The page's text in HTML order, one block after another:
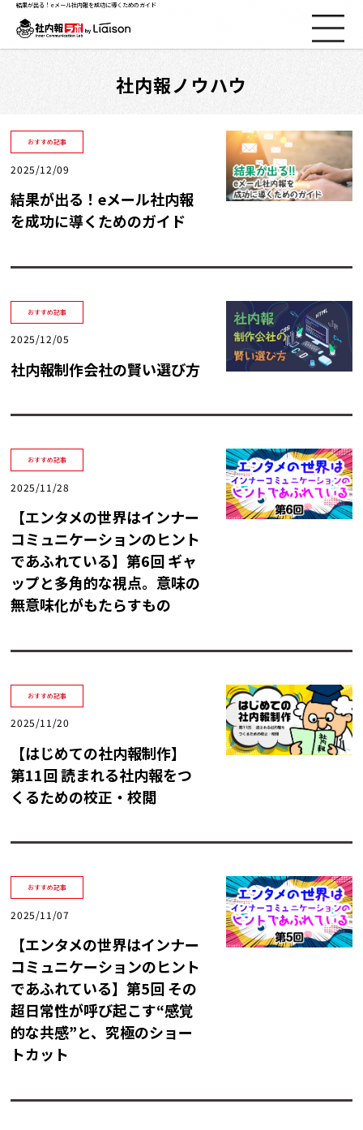
社内報ノウハウ
セミナー情報
資料コーナー
動画コーナー
支援実績
トレンド用語集
社長ブログ
結果が出る！eメール社内報を成功に導くためのガイド
社内報ノウハウ
おすすめ記事
2025/12/09
結果が出る！eメール社内報
を成功に導くためのガイド
おすすめ記事
2025/12/05
社内報制作会社の賢い選び方
おすすめ記事
2025/11/28
【エンタメの世界はインナー
コミュニケーションのヒント
であふれている】第6回 ギャ
ップと多角的な視点。意味の
無意味化がもたらすもの
おすすめ記事
2025/11/20
【はじめての社内報制作】
第11回 読まれる社内報をつ
くるための校正・校閲
おすすめ記事
2025/11/07
【エンタメの世界はインナー
コミュニケーションのヒント
であふれている】第5回 その
超日常性が呼び起こす“感覚
的な共感”と、究極のショー
トカット